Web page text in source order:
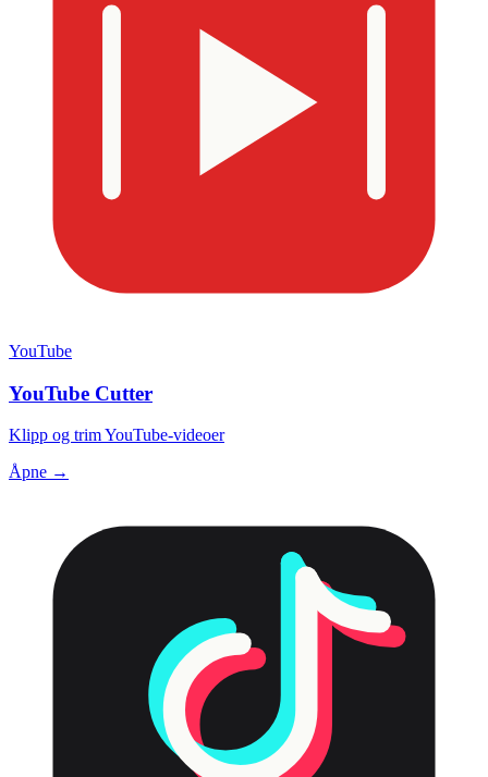
YouTube
YouTube Cutter
Klipp og trim YouTube-videoer
Åpne →